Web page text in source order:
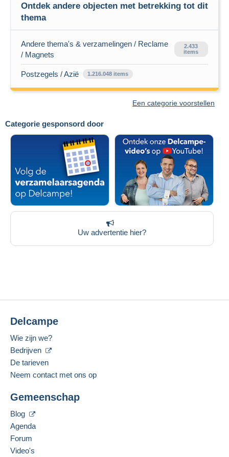
Categorie gesponsord door
Uw advertentie hier?
Ontdek andere objecten met betrekking tot dit
thema
Andere thema's & verzamelingen / Reclame
/ Magnets
2.433
items
Postzegels / Azië 1.216.048 items
Een categorie voorstellen
Delcampe
Wie zijn we?
Bedrijven
De tarieven
Neem contact met ons op
Gemeenschap
Blog
Agenda
Forum
Video's